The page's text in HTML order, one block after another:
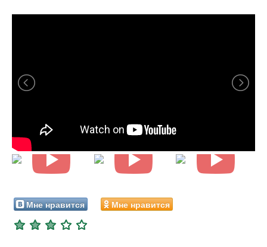
Мне нравится Мне нравится